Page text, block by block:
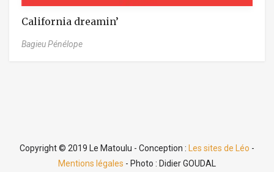
California dreamin’
Bagieu Pénélope
Copyright © 2019 Le Matoulu - Conception : Les sites de Léo -
Mentions légales - Photo : Didier GOUDAL